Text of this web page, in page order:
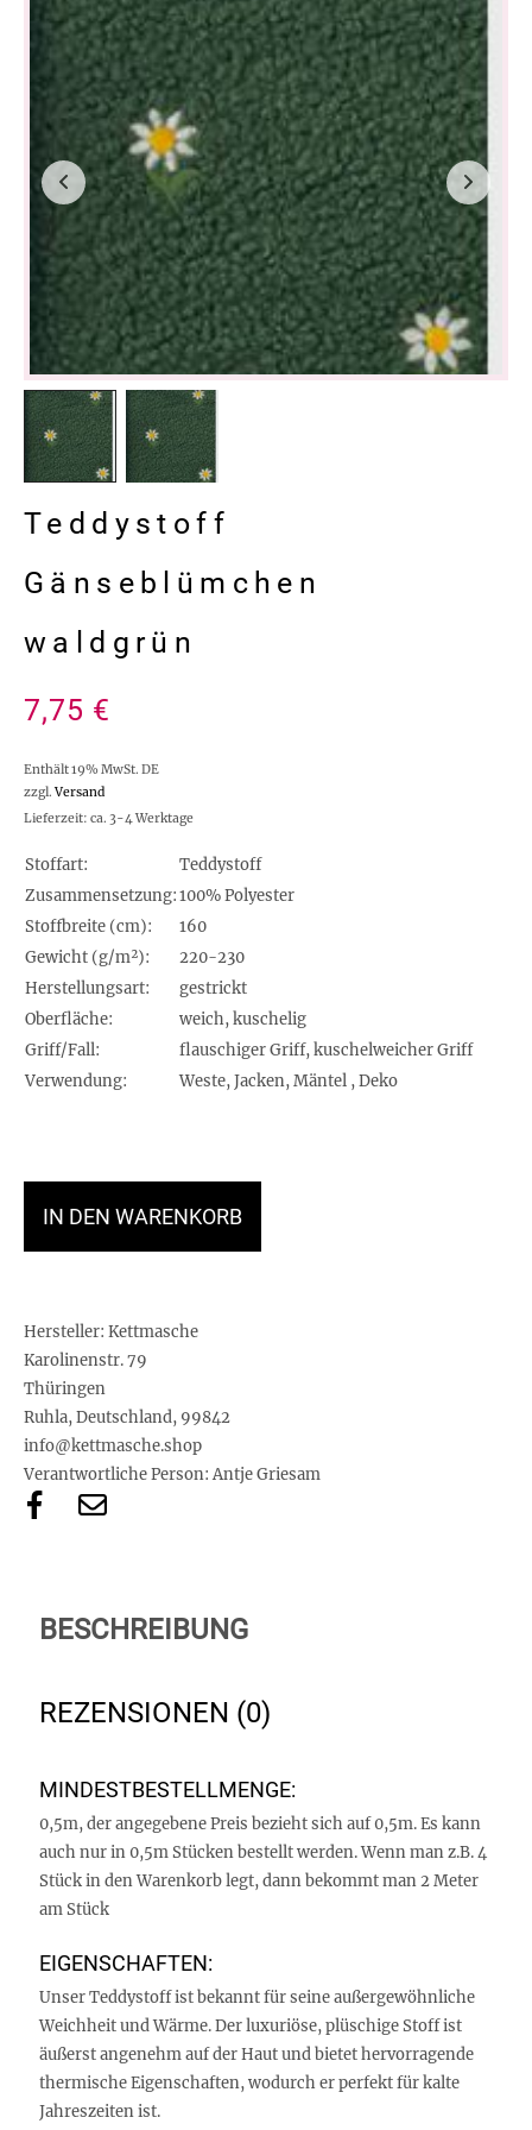
Teddystoff
Gänseblümchen
waldgrün
7,75 €
Enthält 19% MwSt. DE
zzgl.Versand
Lieferzeit: ca. 3-4 Werktage
Stoffart:
Teddystoff
Zusammensetzung:100% Polyester
Stoffbreite (cm):
160
Gewicht (g/m²):
220-230
Herstellungsart:
gestrickt
Oberfläche:
weich, kuschelig
Griff/Fall:
flauschiger Griff, kuschelweicher Griff
Verwendung:
Weste, Jacken, Mäntel , Deko
IN DEN WARENKORB
Hersteller: Kettmasche
Karolinenstr. 79
Thüringen
Ruhla, Deutschland, 99842
info@kettmasche.shop
Verantwortliche Person: Antje Griesam
BESCHREIBUNG
REZENSIONEN (0)
MINDESTBESTELLMENGE:
0,5m, der angegebene Preis bezieht sich auf 0,5m. Es kann
auch nur in 0,5m Stücken bestellt werden. Wenn man z.B. 4
Stück in den Warenkorb legt, dann bekommt man 2 Meter
am Stück
EIGENSCHAFTEN:
Unser Teddystoff ist bekannt für seine außergewöhnliche
Weichheit und Wärme. Der luxuriöse, plüschige Stoff ist
äußerst angenehm auf der Haut und bietet hervorragende
thermische Eigenschaften, wodurch er perfekt für kalte
Jahreszeiten ist.